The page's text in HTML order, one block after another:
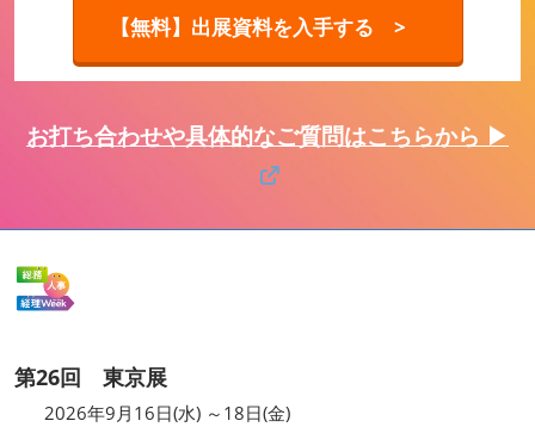
【無料】出展資料を入手する >
お打ち合わせや具体的なご質問はこちらから ▶
第26回 東京展
2026年9月16日(水) ～18日(金)